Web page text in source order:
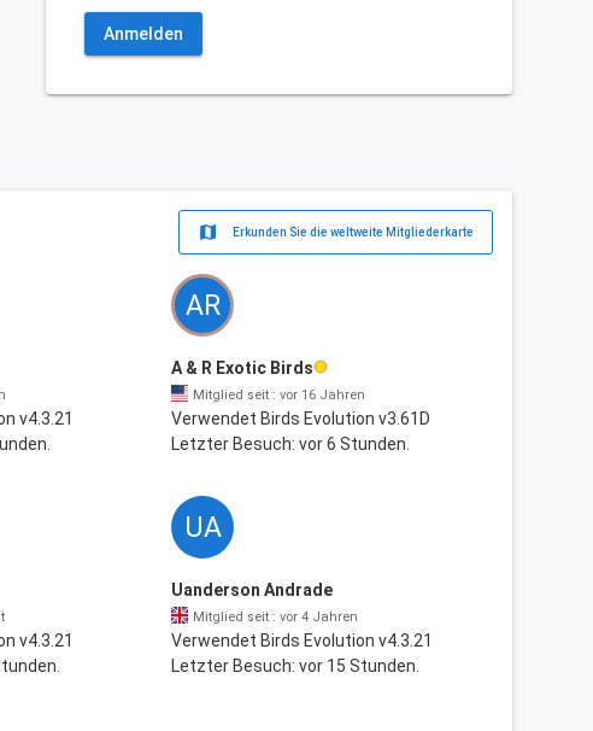
Anmelden
map Erkunden Sie die weltweite Mitgliederkarte
v4.3.21
AR
A & R Exotic Birds
Mitglied seit : vor 16 Jahren
Verwendet Birds Evolution v3.61D
Letzter Besuch: vor 6 Stunden.
v4.3.21
UA
Uanderson Andrade
Mitglied seit : vor 4 Jahren
Verwendet Birds Evolution v4.3.21
Letzter Besuch: vor 15 Stunden.